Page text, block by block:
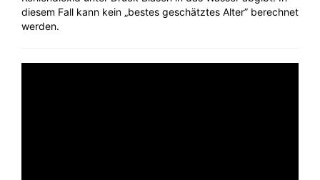
diesem Fall kann kein „bestes geschätztes Alter” berechnet
werden.